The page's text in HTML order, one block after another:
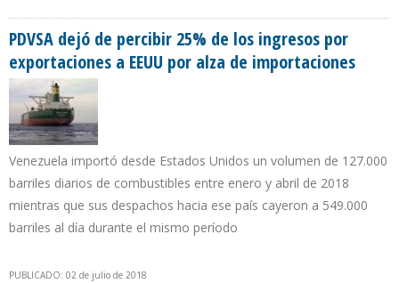
PDVSA dejó de percibir 25% de los ingresos por
exportaciones a EEUU por alza de importaciones
Venezuela importó desde Estados Unidos un volumen de 127.000
barriles diarios de combustibles entre enero y abril de 2018
mientras que sus despachos hacia ese país cayeron a 549.000
barriles al día durante el mismo período
PUBLICADO: 02 de julio de 2018